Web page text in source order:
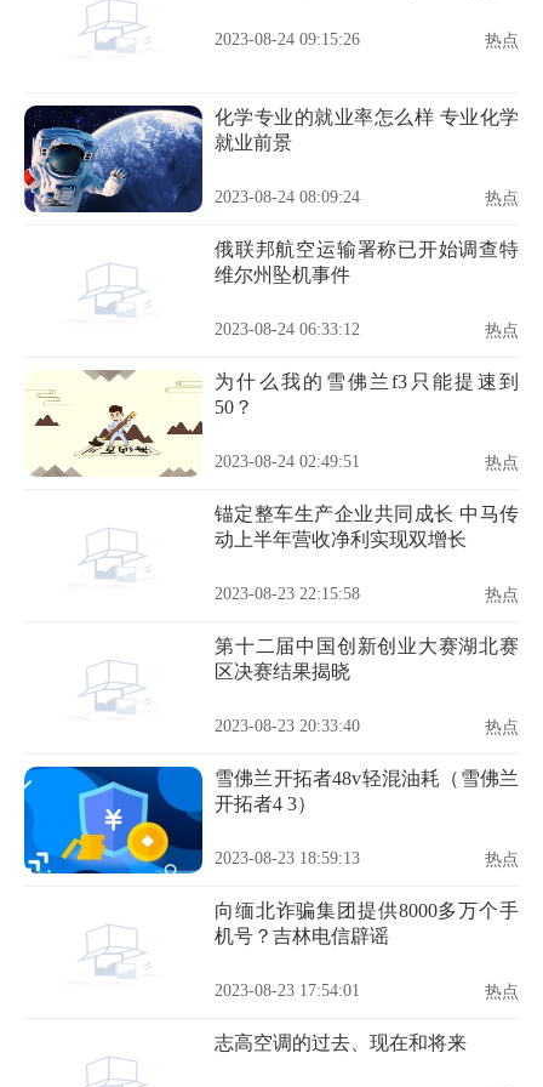
2023-08-24 09:15:26 热点
化学专业的就业率怎么样 专业化学
就业前景
2023-08-24 08:09:24 热点
俄联邦航空运输署称已开始调查特
维尔州坠机事件
2023-08-24 06:33:12 热点
为什么我的雪佛兰f3只能提速到
50？
2023-08-24 02:49:51 热点
锚定整车生产企业共同成长 中马传
动上半年营收净利实现双增长
2023-08-23 22:15:58 热点
第十二届中国创新创业大赛湖北赛
区决赛结果揭晓
2023-08-23 20:33:40 热点
雪佛兰开拓者48v轻混油耗（雪佛兰
开拓者4 3）
2023-08-23 18:59:13 热点
向缅北诈骗集团提供8000多万个手
机号？吉林电信辟谣
2023-08-23 17:54:01 热点
志高空调的过去、现在和将来